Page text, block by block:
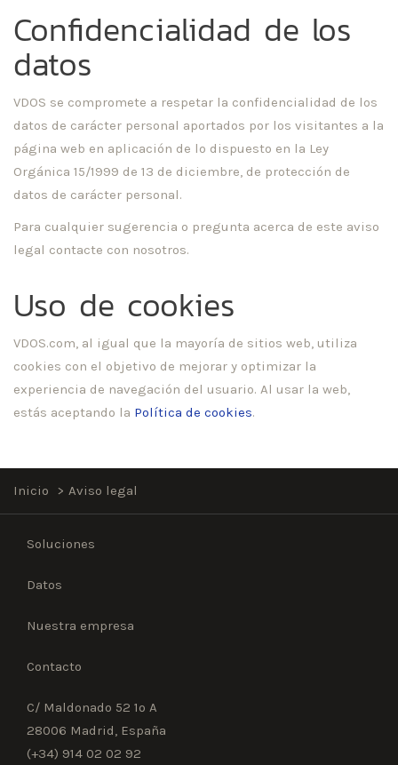
Confidencialidad de los
datos
VDOS se compromete a respetar la confidencialidad de los
datos de carácter personal aportados por los visitantes a la
página web en aplicación de lo dispuesto en la Ley
Orgánica 15/1999 de 13 de diciembre, de protección de
datos de carácter personal.
Para cualquier sugerencia o pregunta acerca de este aviso
legal contacte con nosotros.
Uso de cookies
VDOS.com, al igual que la mayoría de sitios web, utiliza
cookies con el objetivo de mejorar y optimizar la
experiencia de navegación del usuario. Al usar la web,
estás aceptando la Política de cookies.
Inicio Aviso legal
Soluciones
Datos
Nuestra empresa
Contacto
C/ Maldonado 52 1º A
28006 Madrid, España
(+34) 914 02 02 92